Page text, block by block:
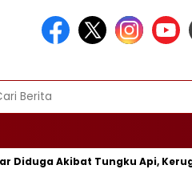
Tungku Api, Kerugian